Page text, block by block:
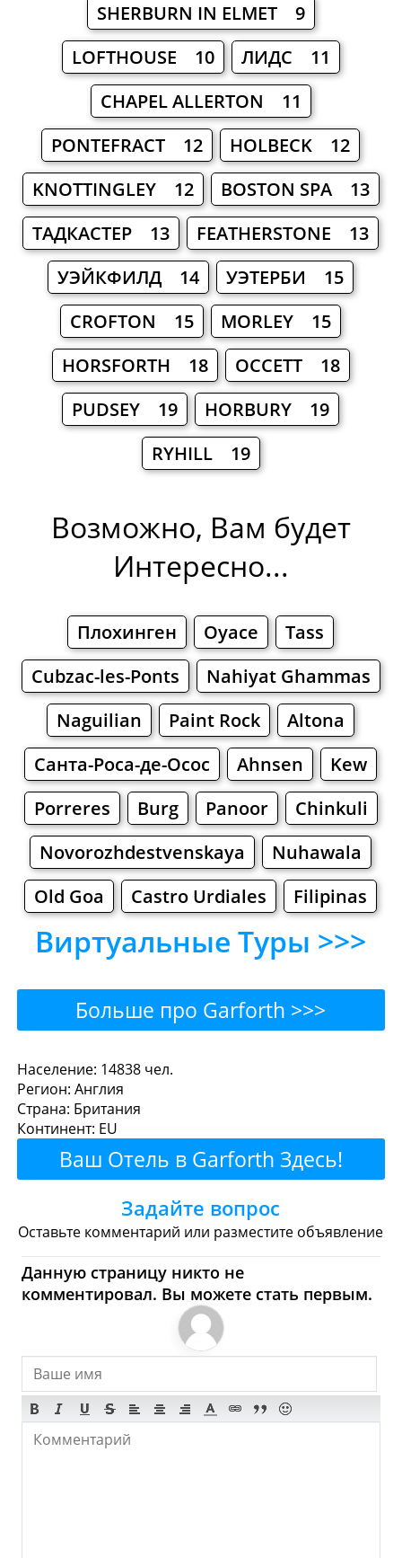
SHERBURN IN ELMET 9
LOFTHOUSE 10
ЛИДС 11
CHAPEL ALLERTON 11
PONTEFRACT 12
HOLBECK 12
KNOTTINGLEY 12
BOSTON SPA 13
ТАДКАСТЕР 13
FEATHERSTONE 13
УЭЙКФИЛД 14
УЭТЕРБИ 15
CROFTON 15
MORLEY 15
HORSFORTH 18
ОССЕТТ 18
PUDSEY 19
HORBURY 19
RYHILL 19
Возможно, Вам будет
Интересно...
Плохинген Oyace
Tass
Cubzac-les-Ponts
Nahiyat Ghammas
Naguilian
Paint Rock
Altona
Санта-Роса-де-Осос
Ahnsen
Kew
Porreres
Burg Panoor
Chinkuli
Novorozhdestvenskaya
Nuhawala
Old Goa
Castro Urdiales Filipinas
Виртуальные Туры >>>
Больше про Garforth >>>
Garforth - Где поесть или
перекусить?
Рестораны Кафе Бары
Пиво
Булочные
Супермаркеты
Торговые Центры
Garforth - Где купить?
Магазины, Шоппинг
Продукты
Булочные
Супермаркеты
Торговые Центры
Мода
Население: 14838 чел.
Регион: Англия
Страна: Британия
Континент: EU
Ваш Отель в Garforth Здесь!
Задайте вопрос
Оставьте комментарий или разместите объявление
Данную страницу никто не
комментировал. Вы можете стать первым.